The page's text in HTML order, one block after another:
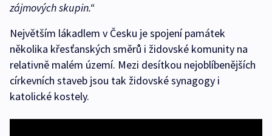
zájmových skupin.“
Největším lákadlem v Česku je spojení památek
několika křesťanských směrů i židovské komunity na
relativně malém území. Mezi desítkou nejoblíbenějších
církevních staveb jsou tak židovské synagogy i
katolické kostely.